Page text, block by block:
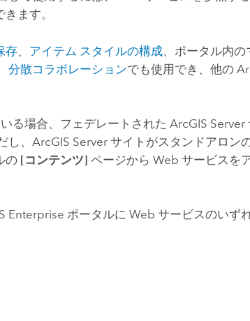
ます。
存、 アイテム スタイルの構成、ポータル内
分散コラボレーションでも使用でき、他の
る場合、フェデレートされたArcGIS Server
し、ArcGIS Server サイトがスタンドアロン
の [コンテンツ] ページから Web サービスを
Enterprise ポータルに Web サービスのいず